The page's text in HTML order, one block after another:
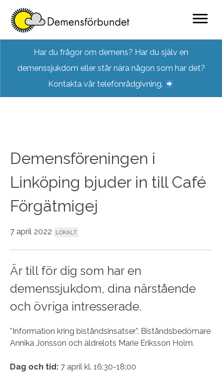
content
Har du frågor om demens? Har du själv en
demenssjukdom eller står nära någon som har det?
Kontakta vår telefonrådgivning.
Demensföreningen i
Linköping bjuder in till Café
Förgätmigej
7 april 2022 LOKALT
Är till för dig som har en
demenssjukdom, dina närstående
och övriga intresserade.
”Information kring biståndsinsatser”. Biståndsbedömare
Annika Jonsson och äldrelots Marie Eriksson Holm.
Dag och tid: 7 april kl. 16:30-18:00